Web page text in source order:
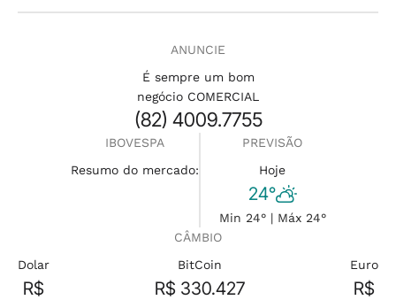
ANUNCIE
É sempre um bom
negócio COMERCIAL
(82) 4009.7755
IBOVESPA
Resumo do mercado:
PREVISÃO
Hoje
24°
Min 24° | Máx 24°
CÂMBIO
Dolar
R$
BitCoin
R$ 330.427
Euro
R$